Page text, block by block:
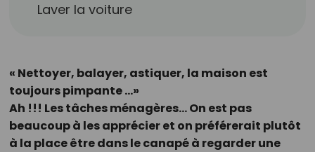
Laver la voiture
« Nettoyer, balayer, astiquer, la maison est
toujours pimpante ...»
Ah !!! Les tâches ménagères... On est pas
beaucoup à les apprécier et on préférerait plutôt
à la place être dans le canapé à regarder une